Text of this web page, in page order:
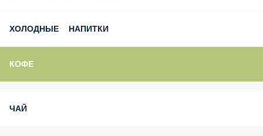
ХОЛОДНЫЕ НАПИТКИ
КОФЕ
ЧАЙ